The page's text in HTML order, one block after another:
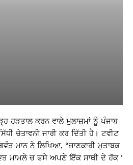
ਹੜਤਾਲ ਕਰਨ ਵਾਲੇ ਮੁਲਾਜ਼ਮਾਂ ਨੂੰ ਪੰਜਾਬ
ਚੇਤਾਵਨੀ ਜਾਰੀ ਕਰ ਦਿੱਤੀ ਹੈ। ਟਵੀਟ
ਮਾਨ ਨੇ ਲਿਖਿਆ, “ਜਾਣਕਾਰੀ ਮੁਤਾਬਕ
ਮਾਮਲੇ ਚ ਫਸੇ ਅਪਣੇ ਇੱਕ ਸਾਥੀ ਦੇ ਹੱਕ ‘